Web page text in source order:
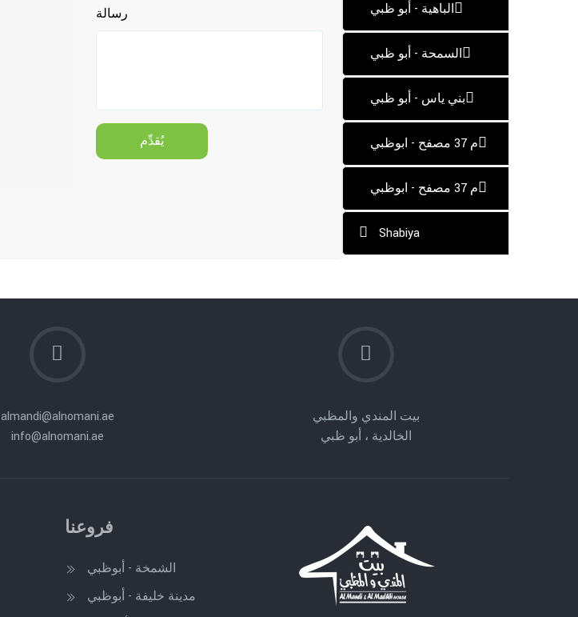
الباهية - أبو ظبي
السمحة - أبو ظبي
بني ياس - أبو ظبي
م 37 مصفح - ابوظبي
م 37 مصفح - ابوظبي
Shabiya
رسالة
يُقدِّم
بيت المندي والمظبي
الخالدية ، أبو ظبي
almandi@alnomani.ae
info@alnomani.ae
فروعنا
الشمخة - أبوظبي
مدينة خليفة - أبوظبي